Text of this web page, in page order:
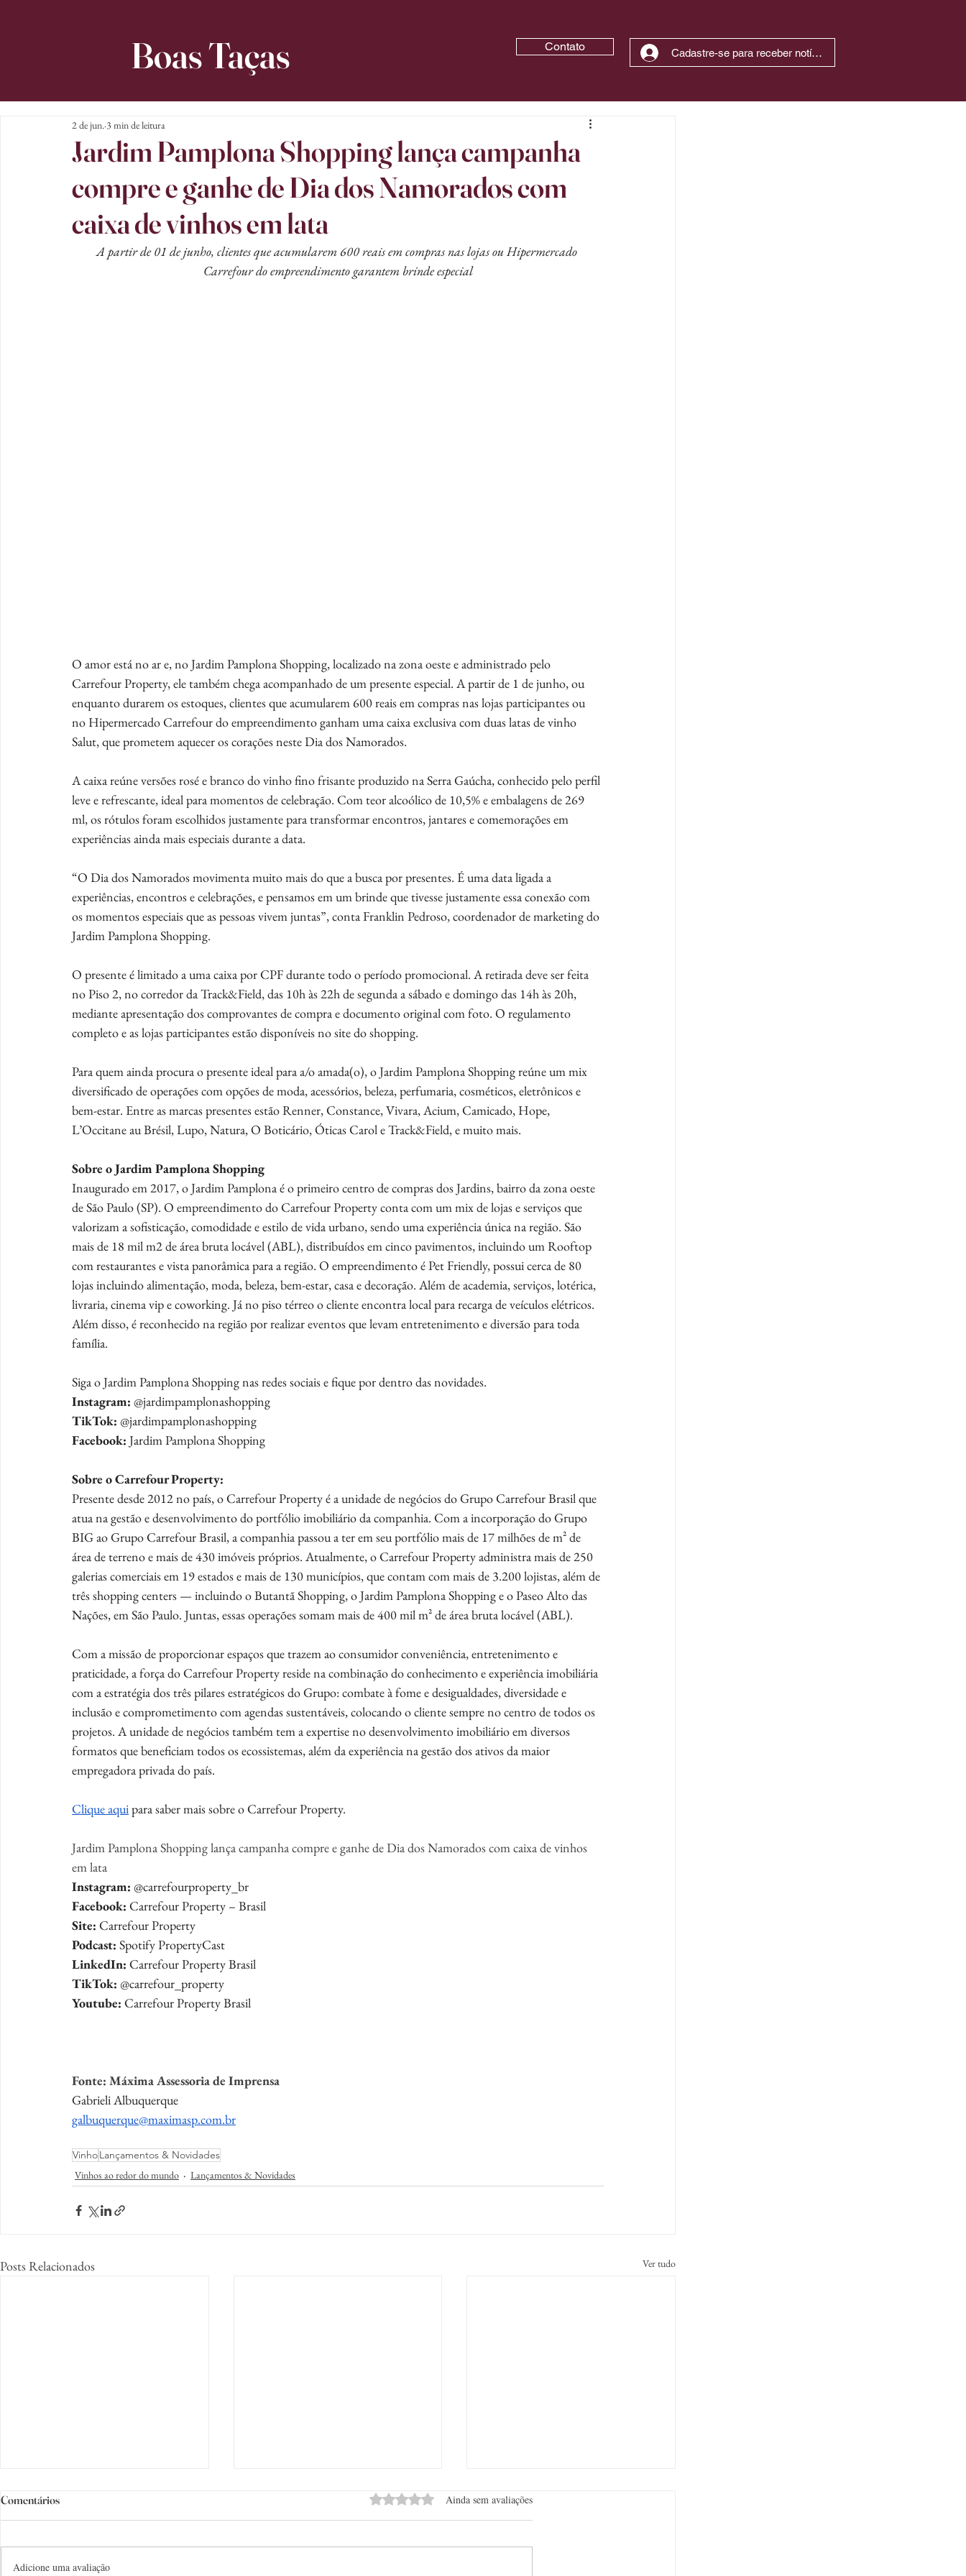
Boas Taças Contato Cadastre-se para receber notícias
Jardim Pamplona Shopping lança campanha
compre e ganhe de Dia dos Namorados com
caixa de vinhos em lata
2 de jun. 3 min de leitura
A partir de 01 de junho, clientes que acumularem 600 reais em compras nas lojas ou Hipermercado
Carrefour do empreendimento garantem brinde especial
O amor está no ar e, no Jardim Pamplona Shopping, localizado na zona oeste e administrado pelo
Carrefour Property, ele também chega acompanhado de um presente especial. A partir de 1 de junho, ou
enquanto durarem os estoques, clientes que acumularem 600 reais em compras nas lojas participantes ou
no Hipermercado Carrefour do empreendimento ganham uma caixa exclusiva com duas latas de vinho
Salut, que prometem aquecer os corações neste Dia dos Namorados.
A caixa reúne versões rosé e branco do vinho fino frisante produzido na Serra Gaúcha, conhecido pelo perfil
leve e refrescante, ideal para momentos de celebração. Com teor alcoólico de 10,5% e embalagens de 269
ml, os rótulos foram escolhidos justamente para transformar encontros, jantares e comemorações em
experiências ainda mais especiais durante a data.
“O Dia dos Namorados movimenta muito mais do que a busca por presentes. É uma data ligada a
experiências, encontros e celebrações, e pensamos em um brinde que tivesse justamente essa conexão com
os momentos especiais que as pessoas vivem juntas”, conta Franklin Pedroso, coordenador de marketing do
Jardim Pamplona Shopping.
O presente é limitado a uma caixa por CPF durante todo o período promocional. A retirada deve ser feita
no Piso 2, no corredor da Track&Field, das 10h às 22h de segunda a sábado e domingo das 14h às 20h,
mediante apresentação dos comprovantes de compra e documento original com foto. O regulamento
completo e as lojas participantes estão disponíveis no site do shopping.
Para quem ainda procura o presente ideal para a/o amada(o), o Jardim Pamplona Shopping reúne um mix
diversificado de operações com opções de moda, acessórios, beleza, perfumaria, cosméticos, eletrônicos e
bem-estar. Entre as marcas presentes estão Renner, Constance, Vivara, Acium, Camicado, Hope,
L’Occitane au Brésil, Lupo, Natura, O Boticário, Óticas Carol e Track&Field, e muito mais.
Sobre o Jardim Pamplona Shopping
Inaugurado em 2017, o Jardim Pamplona é o primeiro centro de compras dos Jardins, bairro da zona oeste
de São Paulo (SP). O empreendimento do Carrefour Property conta com um mix de lojas e serviços que
valorizam a sofisticação, comodidade e estilo de vida urbano, sendo uma experiência única na região. São
mais de 18 mil m2 de área bruta locável (ABL), distribuídos em cinco pavimentos, incluindo um Rooftop
com restaurantes e vista panorâmica para a região. O empreendimento é Pet Friendly, possui cerca de 80
lojas incluindo alimentação, moda, beleza, bem-estar, casa e decoração. Além de academia, serviços, lotérica,
livraria, cinema vip e coworking. Já no piso térreo o cliente encontra local para recarga de veículos elétricos.
Além disso, é reconhecido na região por realizar eventos que levam entretenimento e diversão para toda
família.
Siga o Jardim Pamplona Shopping nas redes sociais e fique por dentro das novidades.
Instagram: @jardimpamplonashopping
TikTok: @jardimpamplonashopping
Facebook: Jardim Pamplona Shopping
Sobre o Carrefour Property:
Presente desde 2012 no país, o Carrefour Property é a unidade de negócios do Grupo Carrefour Brasil que
atua na gestão e desenvolvimento do portfólio imobiliário da companhia. Com a incorporação do Grupo
BIG ao Grupo Carrefour Brasil, a companhia passou a ter em seu portfólio mais de 17 milhões de m² de
área de terreno e mais de 430 imóveis próprios. Atualmente, o Carrefour Property administra mais de 250
galerias comerciais em 19 estados e mais de 130 municípios, que contam com mais de 3.200 lojistas, além de
três shopping centers — incluindo o Butantã Shopping, o Jardim Pamplona Shopping e o Paseo Alto das
Nações, em São Paulo. Juntas, essas operações somam mais de 400 mil m² de área bruta locável (ABL).
Com a missão de proporcionar espaços que trazem ao consumidor conveniência, entretenimento e
praticidade, a força do Carrefour Property reside na combinação do conhecimento e experiência imobiliária
com a estratégia dos três pilares estratégicos do Grupo: combate à fome e desigualdades, diversidade e
inclusão e comprometimento com agendas sustentáveis, colocando o cliente sempre no centro de todos os
projetos. A unidade de negócios também tem a expertise no desenvolvimento imobiliário em diversos
formatos que beneficiam todos os ecossistemas, além da experiência na gestão dos ativos da maior
empregadora privada do país.
Clique aqui para saber mais sobre o Carrefour Property.
Jardim Pamplona Shopping lança campanha compre e ganhe de Dia dos Namorados com caixa de vinhos
em lata
Instagram: @carrefourproperty_br
Facebook: Carrefour Property – Brasil
Site: Carrefour Property
Podcast: Spotify PropertyCast
LinkedIn: Carrefour Property Brasil
TikTok: @carrefour_property
Youtube: Carrefour Property Brasil
Fonte: Máxima Assessoria de Imprensa
Gabrieli Albuquerque
galbuquerque@maximasp.com.br
VinhoLançamentos & Novidades
Vinhos ao redor do mundo
Lançamentos & Novidades
Posts Relacionados Ver tudo
Comentários Avaliado com 0 de 5 estrelas.
Ainda sem avaliações
Adicione uma avaliação